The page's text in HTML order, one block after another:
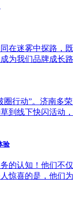
在迷雾中探路，
为我们品牌成长
行动”。济南多
到线下快闪活动
验
的认知！他们不
惊喜的是，他们